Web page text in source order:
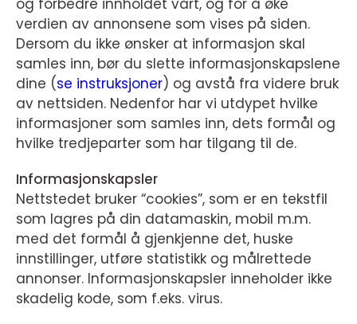
og forbedre innholdet vårt, og for å øke
verdien av annonsene som vises på siden.
Dersom du ikke ønsker at informasjon skal
samles inn, bør du slette informasjonskapslene
dine (se instruksjoner) og avstå fra videre bruk
av nettsiden. Nedenfor har vi utdypet hvilke
informasjoner som samles inn, dets formål og
hvilke tredjeparter som har tilgang til de.
Informasjonskapsler
Nettstedet bruker “cookies”, som er en tekstfil
som lagres på din datamaskin, mobil m.m.
med det formål å gjenkjenne det, huske
innstillinger, utføre statistikk og målrettede
annonser. Informasjonskapsler inneholder ikke
skadelig kode, som f.eks. virus.